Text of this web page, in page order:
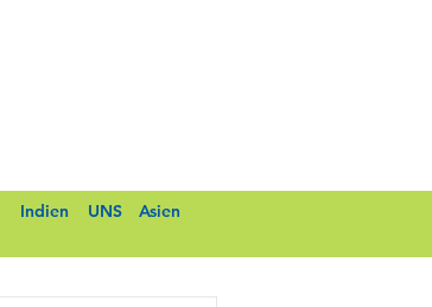
Indien UNS Asien